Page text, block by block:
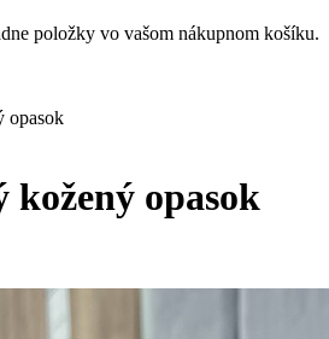
položky vo vašom nákupnom košíku.
opasok
kožený opasok